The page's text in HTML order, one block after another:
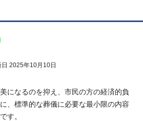
2025年10月10日
になるのを抑え、市民の方の経済的負
、標準的な葬儀に必要な最小限の内容
す。